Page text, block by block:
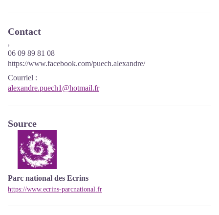
Contact
,
06 09 89 81 08
https://www.facebook.com/puech.alexandre/
Courriel :
alexandre.puech1@hotmail.fr
Source
Parc national des Ecrins
https://www.ecrins-parcnational.fr